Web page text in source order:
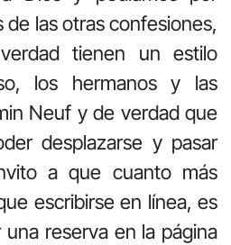
las otras confesiones,
tienen un estilo
los hermanos y las
Neuf y de verdad que
desplazarse y pasar
a que cuanto más
escribirse en línea, es
reserva en la página